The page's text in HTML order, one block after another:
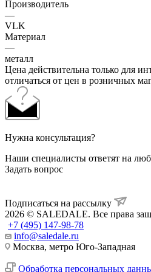
Производитель
—
VLK
Материал
—
металл
Цена действительна только для
отличаться от цен в розничных
Нужна консультация?
Наши специалисты ответят на
Задать вопрос
Подписаться на рассылку
2026 © SALEDALE. Все права
+7 (495) 147-98-78
info@saledale.ru
Москва, метро Юго-Западная
Обработка персональных